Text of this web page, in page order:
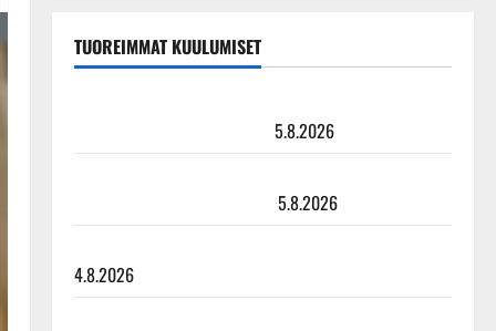
TUOREIMMAT KUULUMISET
5.8.2026
5.8.2026
4.8.2026